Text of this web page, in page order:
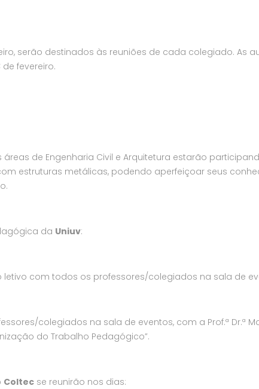
serão destinados às reuniões de cada colegiado. As
fevereiro.
áreas de Engenharia Civil e Arquitetura estarão
estruturas metálicas, podendo aperfeiçoar seus
da Uniuv:
letivo com todos os professores/colegiados na sala de
colegiados na sala de eventos, com a Prof.ª Dr.ª
do Trabalho Pedagógico”.
Coltec se reunirão nos dias: